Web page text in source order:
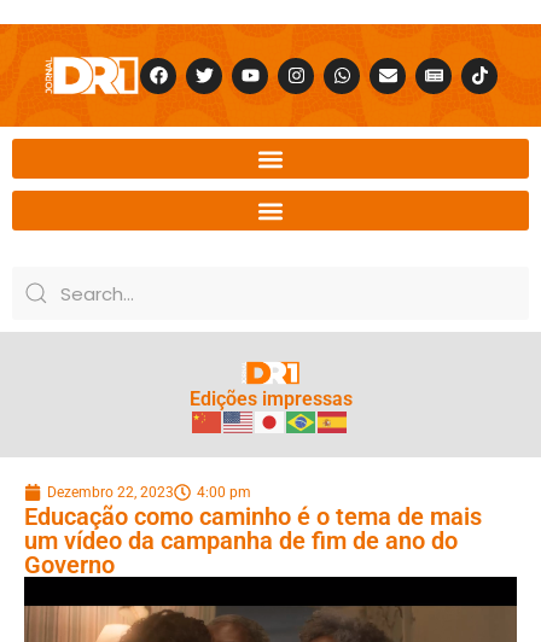
Edições impressas
Dezembro 22, 2023 4:00 pm
Educação como caminho é o tema de mais
um vídeo da campanha de fim de ano do
Governo